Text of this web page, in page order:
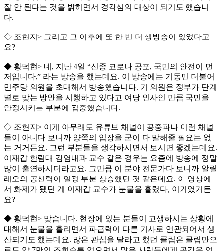
잘 안 된다는 것을 밝히면서 경각심의 대상이 되기도 했습니
다.
◇ 조현지> 그리고 그 이후에 또 한 번 더 생방송이 있었다고
요?
◆ 황덕현> 네, 지난 4일 “신종 코로나 공포, 국민의 안전이 먼
저입니다,” 라는 방송을 했는데요. 이 방송에는 기동민 더불어
민주당 의원을 초대해서 방송했습니다. 기 의원은 정부가 단계
별로 맞는 방안을 시행하고 있다고 여당 인사인 만큼 국민을
안정시키는 부분에 집중했습니다.
◇ 조현지> 이게 아무래도 유튜브 채널이 공중파나 이런 채널
들이 아니다 보니까 양쪽의 입장을 굳이 다 말해줄 필요는 없
는 거거든요. 그런 부분들을 생각하시면서 보시면 좋겠는데요.
이재갑 한림대 감염내과 교수 같은 경우는 요즘에 방송에 정말
많이 출연하시더라고요. 그만큼 이 분야 전문가다 보니까 알릴
레오의 공신력이 일정 부분 상승했던 것 같은데요. 이 영상에
서 화제가 됐던 게 이재갑 교수가 눈물을 흘렸다, 이거였거든
요?
◆ 황덕현> 맞습니다. 현장에 있는 분들이 고생하시는 상황에
대해서 눈물을 흘리면서 파급력이 다른 기사로 연관되어서 생
산되기도 했는데요. 많은 관심을 달라고 했던 클립은 클립만으